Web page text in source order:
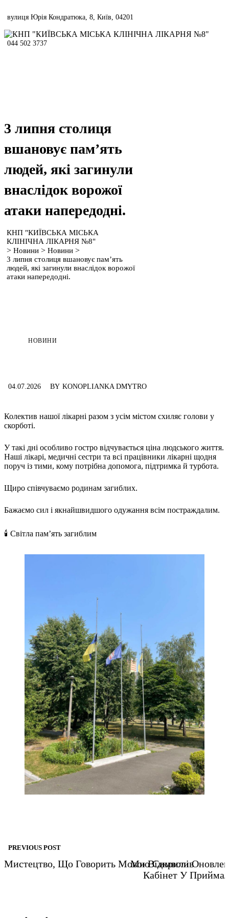
to
вулиця Юрія Кондратюка, 8, Київ, 04201
044 502 3737
3 липня столиця
вшановує пам’ять
людей, які загинули
внаслідок ворожої
атаки напередодні.
КНП "КИЇВСЬКА МІСЬКА
КЛІНІЧНА ЛІКАРНЯ №8"
> Новини > Новини >
3 липня столиця вшановує пам’ять
людей, які загинули внаслідок ворожої
атаки напередодні.
НОВИНИ
04.07.2026 BY KONOPLIANKA DMYTRO
Колектив нашої лікарні разом з усім містом схиляє голови у
скорботі.
У такі дні особливо гостро відчувається ціна людського життя.
Наші лікарі, медичні сестри та всі працівники лікарні щодня
поруч із тими, кому потрібна допомога, підтримка й турбота.
Щиро співчуваємо родинам загиблих.
Бажаємо сил і якнайшвидшого одужання всім постраждалим.
🕯️ Світла пам’ять загиблим
записів
PREVIOUS POST
Мистецтво, Що Говорить Мовою Символів
Ми Відкрили
Кабінет У